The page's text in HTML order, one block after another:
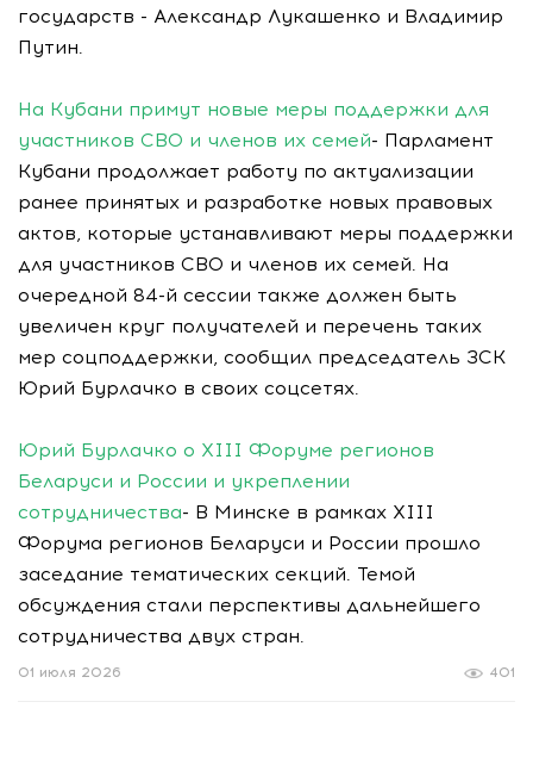
государств - Александр Лукашенко и Владимир
Путин.
На Кубани примут новые меры поддержки для
участников СВО и членов их семей- Парламент
Кубани продолжает работу по актуализации
ранее принятых и разработке новых правовых
актов, которые устанавливают меры поддержки
для участников СВО и членов их семей. На
очередной 84-й сессии также должен быть
увеличен круг получателей и перечень таких
мер соцподдержки, сообщил председатель ЗСК
Юрий Бурлачко в своих соцсетях.
Юрий Бурлачко о XIII Форуме регионов
Беларуси и России и укреплении
сотрудничества- В Минске в рамках XIII
Форума регионов Беларуси и России прошло
заседание тематических секций. Темой
обсуждения стали перспективы дальнейшего
сотрудничества двух стран.
401
01 июля 2026